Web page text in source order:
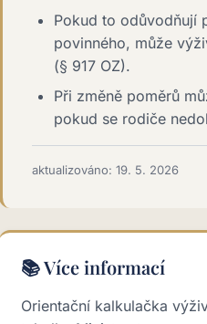
Pokud to odůvodňují
povinného, může
(§ 917 OZ).
Při změně poměrů
pokud se rodiče
aktualizováno: 19. 5. 2026
📚 Více informací
Orientační kalkulačka